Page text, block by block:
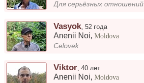
Для серьёзных отношений
Vasyok ,52 года
Anenii Noi,Moldova
Celovek
Viktor ,40 лет
Anenii Noi,Moldova